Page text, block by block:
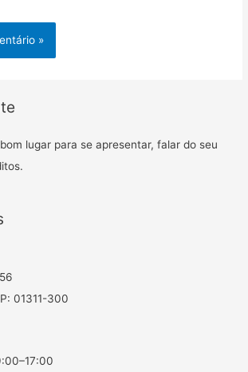
lugar para se apresentar, falar do seu
01311-300